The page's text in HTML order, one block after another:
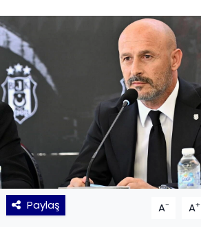
Paylaş A- A+
KÜLTÜR SANAT
MAGAZİN
POLİTİKA
SAĞLIK
Siyaset
SPOR